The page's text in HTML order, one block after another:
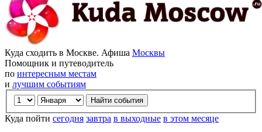
Куда сходить в Москве. Афиша Москвы
Помощник и путеводитель
по интересным местам
и лучшим событиям
Куда пойти сегодня завтра в выходные в этом месяце